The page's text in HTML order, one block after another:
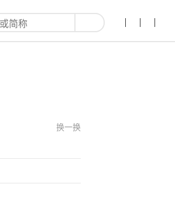
换一换